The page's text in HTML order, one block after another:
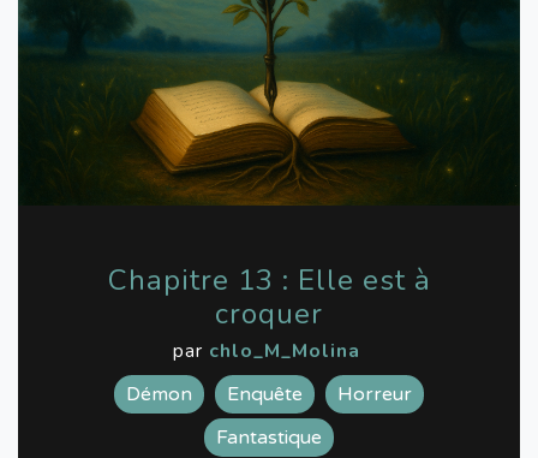
Chapitre 13 : Elle est à
croquer
par chlo_M_Molina
Démon Enquête
Horreur
Fantastique